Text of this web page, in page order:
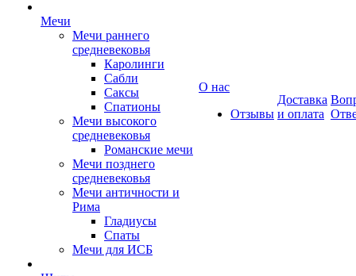
Мечи
Мечи раннего
средневековья
Каролинги
Сабли
Саксы
Спатионы
Мечи высокого
средневековья
Романские мечи
Мечи позднего
средневековья
Мечи античности и
Рима
Гладиусы
Спаты
Мечи для ИСБ
О нас
Отзывы
Доставка
и оплата